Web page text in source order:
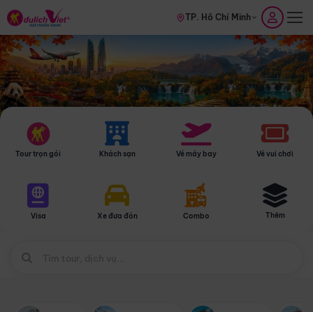
TP. Hồ Chí Minh
Tour trọn gói Khách sạn Vé máy bay Vé vui chơi
Visa Xe đưa đón Combo Thêm